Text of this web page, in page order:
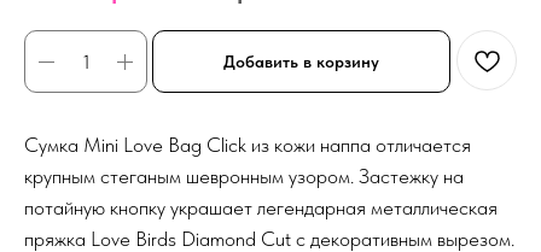
Добавить в корзину
Сумка Mini Love Bag Click из кожи наппа отличается
крупным стеганым шевронным узором. Застежку на
потайную кнопку украшает легендарная металлическая
пряжка Love Birds Diamond Cut с декоративным вырезом.